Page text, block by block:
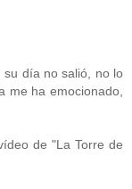
su día no salió, no lo
me ha emocionado,
de "La Torre de